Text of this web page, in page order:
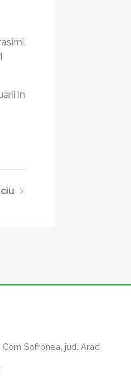
in
Com Sofronea, jud. Arad